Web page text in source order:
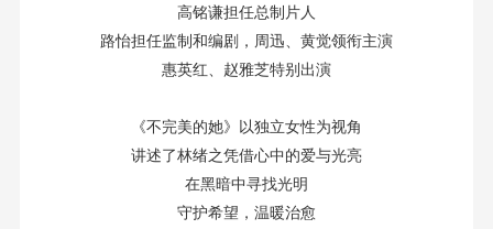
高铭谦担任总制片人
路怡担任监制和编剧，周迅、黄觉领衔主演
惠英红、赵雅芝特别出演
《不完美的她》以独立女性为视角
讲述了林绪之凭借心中的爱与光亮
在黑暗中寻找光明
守护希望，温暖治愈